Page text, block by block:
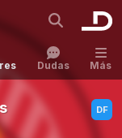
Dudas Más